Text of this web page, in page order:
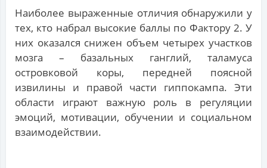
Наиболее выраженные отличия обнаружили у
тех, кто набрал высокие баллы по Фактору 2. У
них оказался снижен объем четырех участков
мозга – базальных ганглий, таламуса
островковой коры, передней поясной
извилины и правой части гиппокампа. Эти
области играют важную роль в регуляции
эмоций, мотивации, обучении и социальном
взаимодействии.